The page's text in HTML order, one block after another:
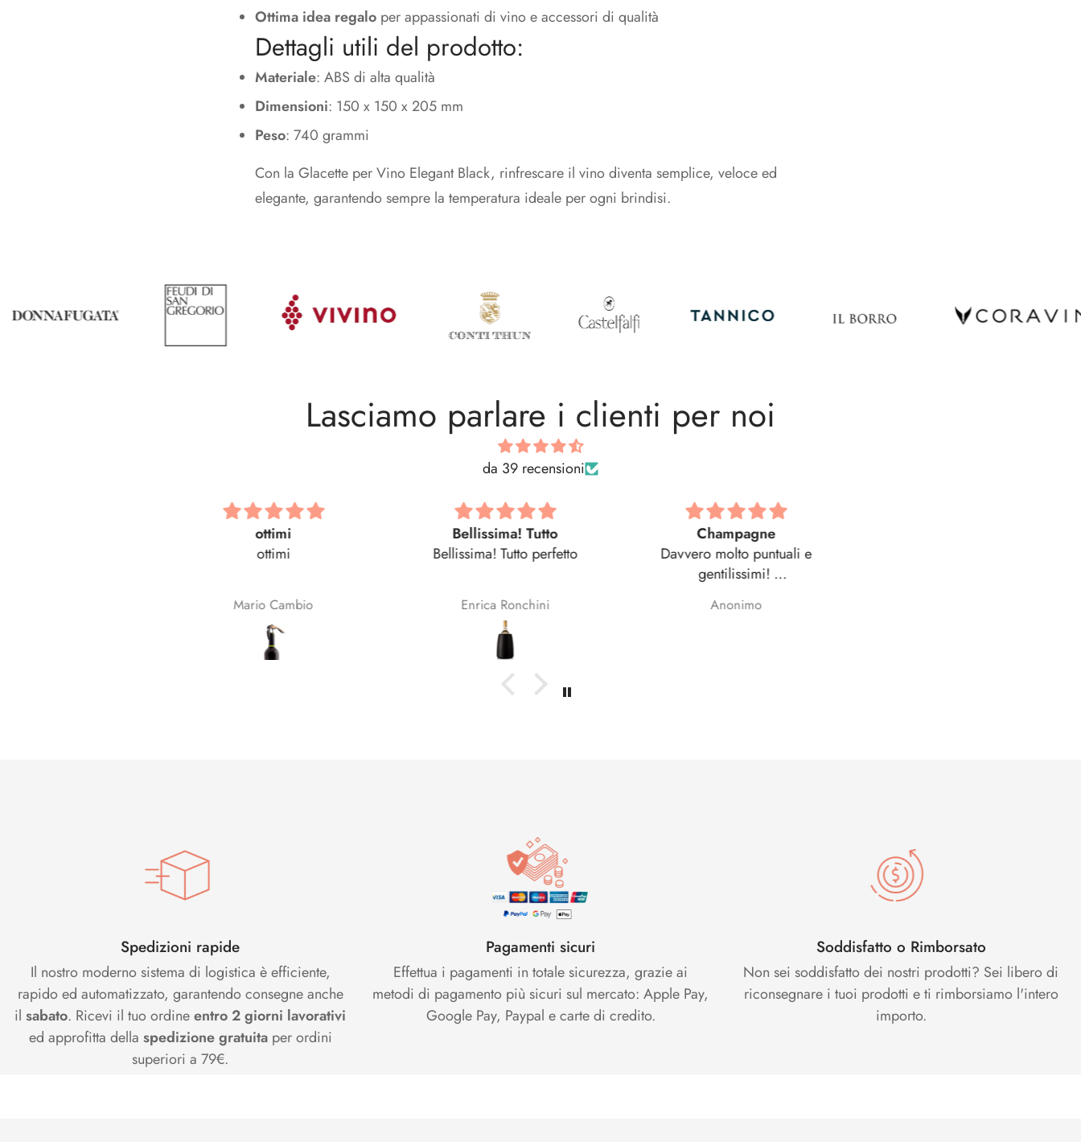
Ottima idea regalo per appassionati di vino e accessori di qualità
Dettagli utili del prodotto:
Materiale: ABS di alta qualità
Dimensioni: 150 x 150 x 205 mm
Peso: 740 grammi
Con la Glacette per Vino Elegant Black, rinfrescare il vino diventa semplice, veloce ed
elegante, garantendo sempre la temperatura ideale per ogni brindisi.
Lasciamo parlare i clienti per noi
da 39 recensioni
Bellissima! Tutto
Bellissima! Tutto perfetto
Enrica Ronchini
Champagne
Davvero molto puntuali e
Hanno compreso le nostre
esigenze e ci hanno proposto
soluzioni competitive
Anonimo
Tutto ok
Tutto perfetto
Anonimo
Spedizioni rapide
Il nostro moderno sistema di logistica è efficiente,
rapido ed automatizzato, garantendo consegne anche
il sabato. Ricevi il tuo ordineentro 2 giorni lavorativi
ed approfitta della spedizione gratuita per ordini
superiori a 79€.
Pagamenti sicuri
Effettua i pagamenti in totale sicurezza, grazie ai
metodi di pagamento più sicuri sul mercato: Apple Pay,
Google Pay, Paypal e carte di credito.
Soddisfatto o Rimborsato
Non sei soddisfatto dei nostri prodotti? Sei libero di
riconsegnare i tuoi prodotti e ti rimborsiamo l'intero
importo.